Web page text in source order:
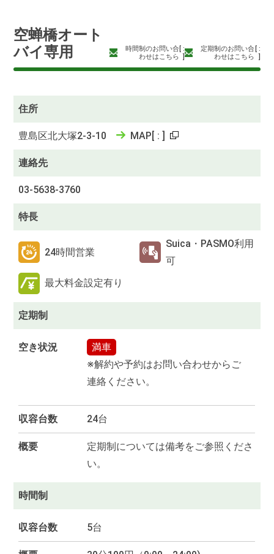
空蝉橋オート
バイ専用
時間制のお問い合
わせはこちら
:
]
定期制のお問い合
わせはこちら
:
住所
豊島区北大塚2-3-10 MAP [ : ]
連絡先
03-5638-3760
特長
24時間営業
Suica・PASMO利用
可
最大料金設定有り
定期制
空き状況
満車
※解約や予約はお問い合わせからご
連絡ください。
収容台数 24台
概要
定期制については備考をご参照くださ
い。
時間制
収容台数 5台